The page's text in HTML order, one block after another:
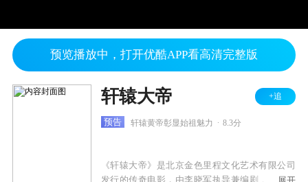
预览播放中，打开优酷APP看高清完整版
轩辕大帝 +追
预告 轩辕黄帝彰显始祖魅力 8.3分
《轩辕大帝》是北京金色里程文化艺术有限公司
发行的传奇电影，由李晓军执导兼编剧，于波、